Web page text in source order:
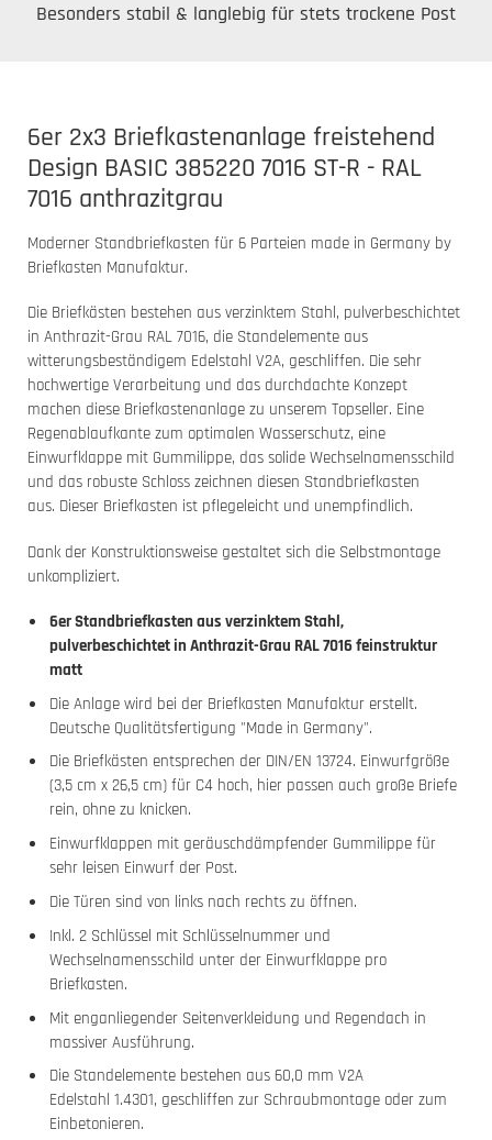
Besonders stabil & langlebig für stets trockene Post
6er 2x3 Briefkastenanlage freistehend
Design BASIC 385220 7016 ST-R - RAL
7016 anthrazitgrau
Moderner Standbriefkasten für 6 Parteien made in Germany by
Briefkasten Manufaktur.
Die Briefkästen bestehen aus verzinktem Stahl, pulverbeschichtet
in Anthrazit-Grau RAL 7016, die Standelemente aus
witterungsbeständigem Edelstahl V2A, geschliffen. Die sehr
hochwertige Verarbeitung und das durchdachte Konzept
machen diese Briefkastenanlage zu unserem Topseller. Eine
Regenablaufkante zum optimalen Wasserschutz, eine
Einwurfklappe mit Gummilippe, das solide Wechselnamensschild
und das robuste Schloss zeichnen diesen Standbriefkasten
aus. Dieser Briefkasten ist pflegeleicht und unempfindlich.
Dank der Konstruktionsweise gestaltet sich die Selbstmontage
unkompliziert.
6er Standbriefkasten aus verzinktem Stahl,
pulverbeschichtet in Anthrazit-Grau RAL 7016 feinstruktur
matt
Die Anlage wird bei der Briefkasten Manufaktur erstellt.
Deutsche Qualitätsfertigung "Made in Germany".
Die Briefkästen entsprechen der DIN/EN 13724. Einwurfgröße
(3,5 cm x 26,5 cm) für C4 hoch, hier passen auch große Briefe
rein, ohne zu knicken.
Einwurfklappen mit geräuschdämpfender Gummilippe für
sehr leisen Einwurf der Post.
Die Türen sind von links nach rechts zu öffnen.
Inkl. 2 Schlüssel mit Schlüsselnummer und
Wechselnamensschild unter der Einwurfklappe pro
Briefkasten.
Mit enganliegender Seitenverkleidung und Regendach in
massiver Ausführung.
Die Standelemente bestehen aus 60,0 mm V2A
Edelstahl 1.4301, geschliffen zur Schraubmontage oder zum
Einbetonieren.